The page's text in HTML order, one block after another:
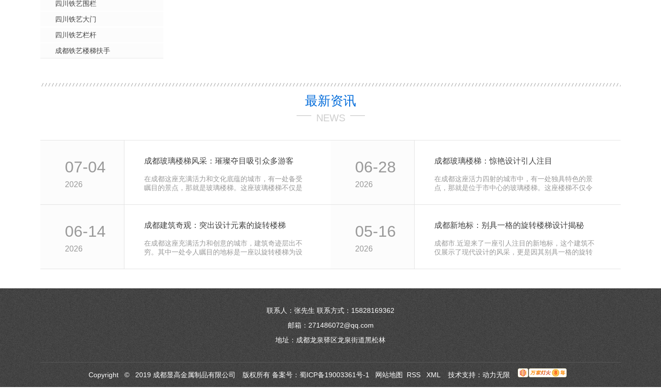
四川铁艺围栏
四川铁艺大门
四川铁艺栏杆
成都铁艺楼梯扶手
最新资讯
NEWS
07-04
2026
成都玻璃楼梯风采：璀璨夺目吸引众多游客
在成都这座充满活力和文化底蕴的城市，有一处备受
瞩目的景点，那就是玻璃楼梯。这座玻璃楼梯不仅是
06-28
2026
成都玻璃楼梯：惊艳设计引人注目
在成都这座活力四射的城市中，有一处独具特色的景
点，那就是位于市中心的玻璃楼梯。这座楼梯不仅令
06-14
2026
成都建筑奇观：突出设计元素的旋转楼梯
在成都这座充满活力和创意的城市，建筑奇迹层出不
穷。其中一处令人瞩目的地标是一座以旋转楼梯为设
05-16
2026
成都新地标：别具一格的旋转楼梯设计揭秘
成都市.近迎来了一座引人注目的新地标，这个建筑不
仅展示了现代设计的风采，更是因其别具一格的旋转
联系人：张先生 联系方式：15828169362
邮箱：271486072@qq.com
地址：成都龙泉驿区龙泉街道黑松林
Copyright © 2019 成都显高金属制品有限公司 版权所有 备案号： 蜀ICP备19003361号-1 网站地图 RSS XML 技术支持： 动力无限